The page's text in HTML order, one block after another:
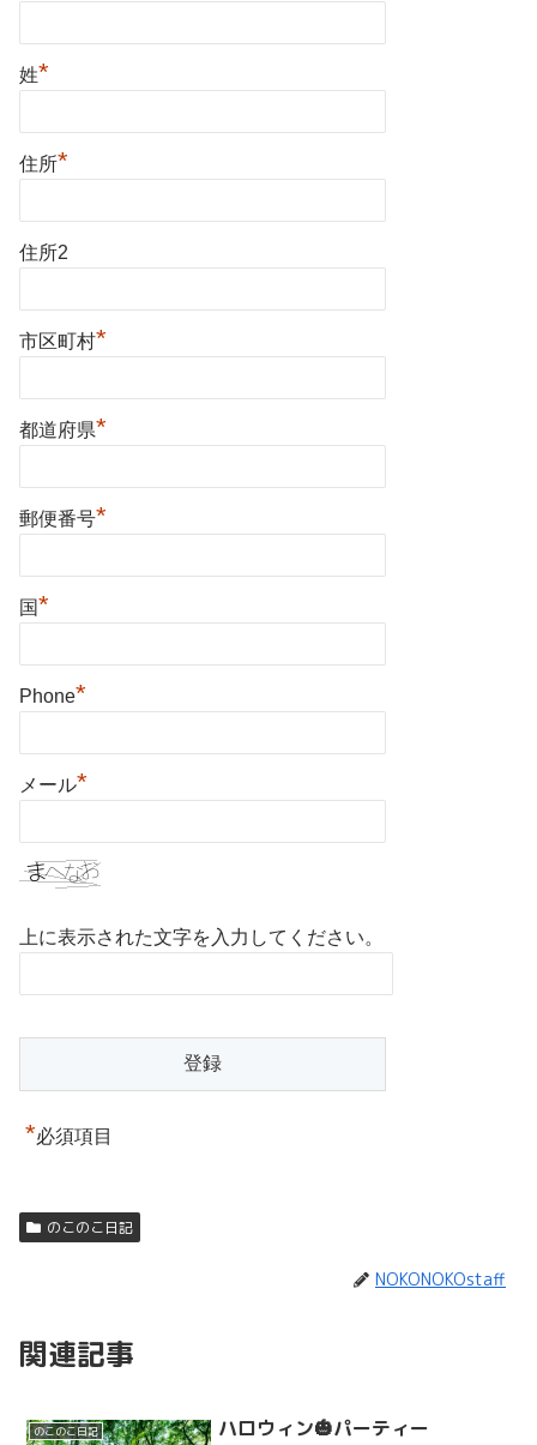
姓*
住所*
住所2
市区町村*
都道府県*
郵便番号*
国*
Phone*
メール*
上に表示された文字を入力してください。
*必須項目
のこのこ日記
NOKONOKOstaff
関連記事
のこのこ日記 ハロウィン🎃パーティー